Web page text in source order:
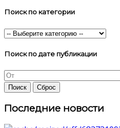
Поиск по категории
Поиск по дате публикации
Последние новости